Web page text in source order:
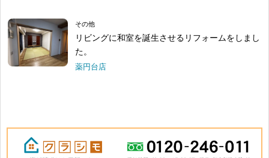
その他
リビングに和室を誕生させるリフォームをしまし
た。
薬円台店